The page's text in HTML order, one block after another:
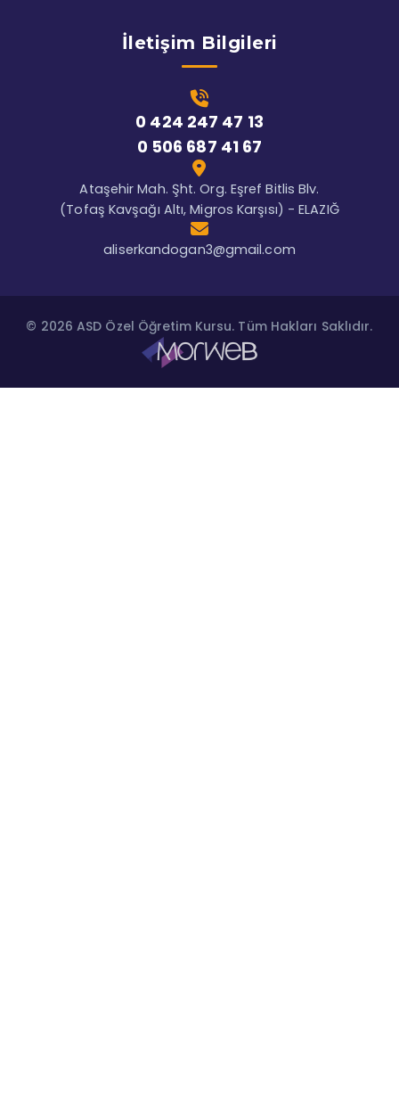
İletişim Bilgileri
0 424 247 47 13
0 506 687 41 67
Ataşehir Mah. Şht. Org. Eşref Bitlis Blv.
(Tofaş Kavşağı Altı, Migros Karşısı) - ELAZIĞ
aliserkandogan3@gmail.com
© 2026 ASD Özel Öğretim Kursu. Tüm Hakları Saklıdır.